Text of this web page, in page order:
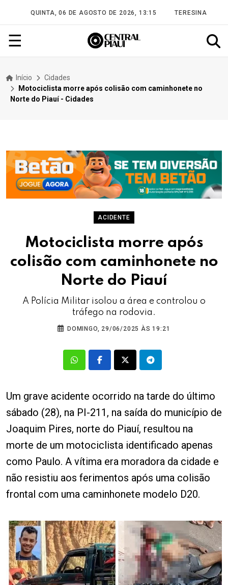
QUINTA, 06 DE AGOSTO DE 2026, 13:15 TERESINA
☰
Início
Cidades
Motociclista morre após colisão com caminhonete no
Norte do Piauí - Cidades
ACIDENTE
Motociclista morre após
colisão com caminhonete no
Norte do Piauí
A Polícia Militar isolou a área e controlou o
tráfego na rodovia.
DOMINGO, 29/06/2025 ÀS 19:21
Um grave acidente ocorrido na tarde do último
sábado (28), na PI-211, na saída do município de
Joaquim Pires, norte do Piauí, resultou na
morte de um motociclista identificado apenas
como Paulo. A vítima era moradora da cidade e
não resistiu aos ferimentos após uma colisão
frontal com uma caminhonete modelo D20.